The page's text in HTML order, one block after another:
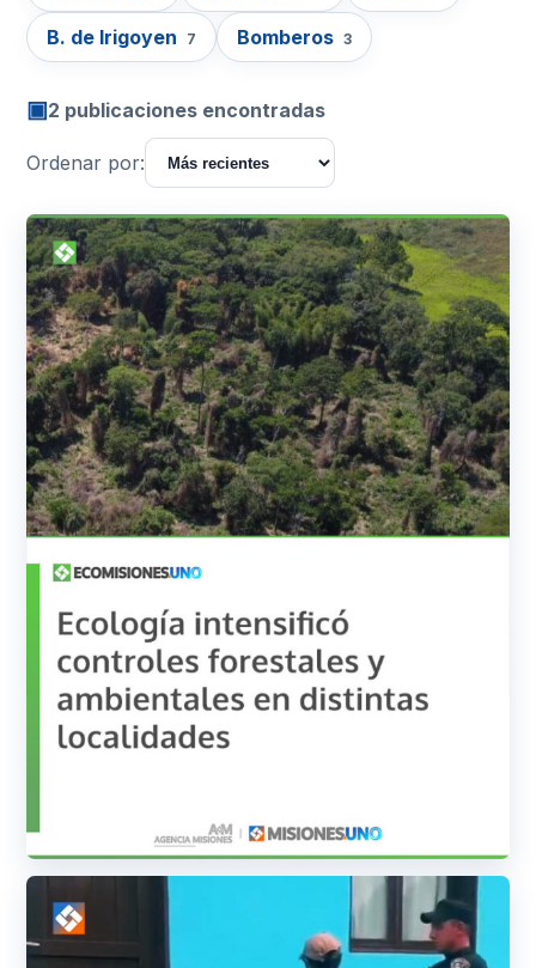
B. de Irigoyen 7 Bomberos 3
▣2 publicaciones encontradas
Ordenar por: